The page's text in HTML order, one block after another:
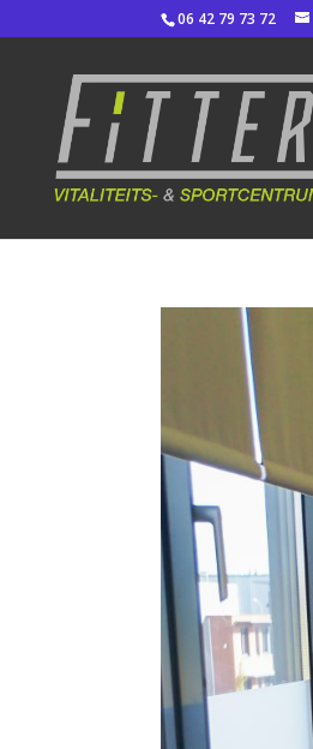
06 42 79 73 72